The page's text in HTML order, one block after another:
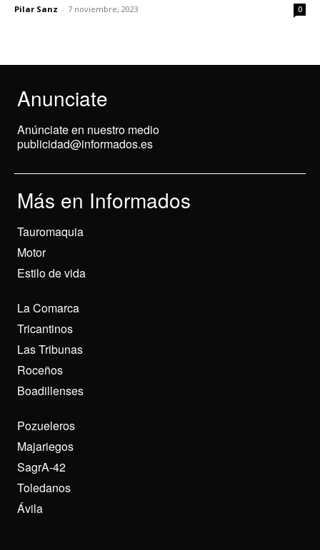
Pilar Sanz - 7 noviembre, 2023 0
Anunciate
Anúnciate en nuestro medio
publicidad@informados.es
Más en Informados
Tauromaquia
Motor
Estilo de vida
La Comarca
Tricantinos
Las Tribunas
Roceños
Boadillenses
Pozueleros
Majariegos
SagrA-42
Toledanos
Ávila